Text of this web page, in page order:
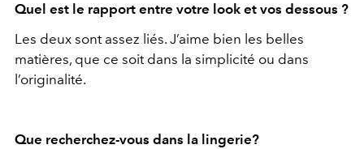
Quel est le rapport entre votre look et vos dessous ?
Les deux sont assez liés. J’aime bien les belles
matières, que ce soit dans la simplicité ou dans
l’originalité.
Que recherchez-vous dans la lingerie?